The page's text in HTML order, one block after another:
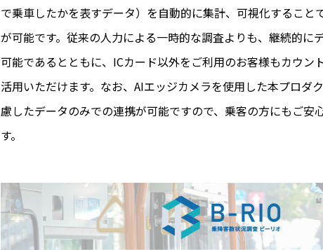
で乗車したかを表すデータ）を自動的に集計、可視化すること
が可能です。従来の人力による一時的な調査よりも、継続的に
可能であるとともに、ICカード以外をご利用のお客様もカウン
活用いただけます。なお、AIエッジカメラを使用した本プロダ
慮したデータのみでの連携が可能ですので、乗客の方にもご安
す。